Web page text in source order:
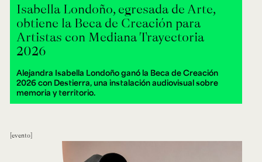
Isabella Londoño, egresada de Arte,
obtiene la Beca de Creación para
Artistas con Mediana Trayectoria
2026
Alejandra Isabella Londoño ganó la Beca de Creación
2026 con Destierra, una instalación audiovisual sobre
memoria y territorio.
evento